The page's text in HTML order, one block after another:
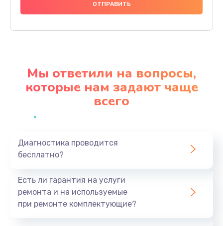
2990 руб.
Заказать
Замена видеокарты
Заказать
Мы ответили на вопросы,
которые нам задают чаще
всего
Диагностика проводится
бесплатно?
Есть ли гарантия на услуги
ремонта и на используемые
при ремонте комплектующие?